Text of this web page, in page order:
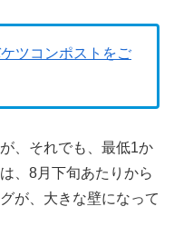
ツコンポストをご
、それでも、最低1か
、8月下旬あたりから
が、大きな壁になって